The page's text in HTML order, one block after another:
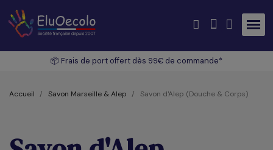
📦 Frais de port offert dès 99€ de commande*
Accueil Savon Marseille & Alep Savon d'Alep (Douche & Corps)